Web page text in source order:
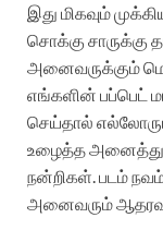
இது மிகவும்
சொக்கு சாருக்கு
அனைவருக்கும்
எங்களின் பப்பெட்
செய்தால்
உழைத்த அனைத்து
நன்றிகள். படம்
அனைவரும்